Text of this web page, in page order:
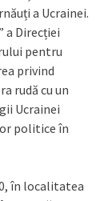
a Ucrainei.
a Direcției
pentru
privind
rudă cu un
Ucrainei
politice în
în localitatea